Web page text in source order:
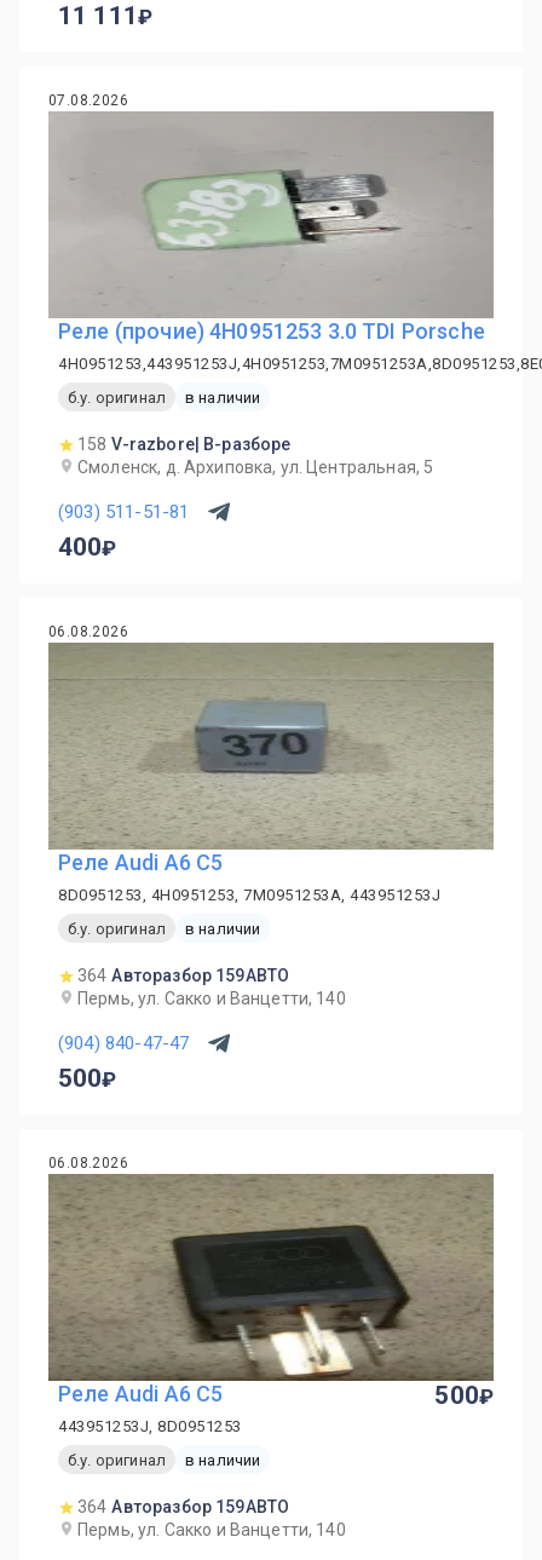
11 111
07.08.2026
Реле (прочие) 4H0951253 3.0 TDI Porsche
б.у. оригинал
в наличии
158 V-razbore| В-разборе
Смоленск, д. Архиповка, ул. Центральная, 5
(903) 511-51-81
400
06.08.2026
Реле Audi A6 C5
8D0951253, 4H0951253, 7M0951253A, 443951253J
б.у. оригинал
в наличии
364 Авторазбор 159АВТО
Пермь, ул. Сакко и Ванцетти, 140
(904) 840-47-47
500
06.08.2026
Реле Audi A6 C5
443951253J, 8D0951253
б.у. оригинал
в наличии
364 Авторазбор 159АВТО
Пермь, ул. Сакко и Ванцетти, 140
500